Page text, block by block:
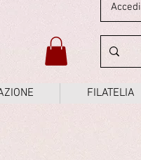
Accedi
FILATELIA